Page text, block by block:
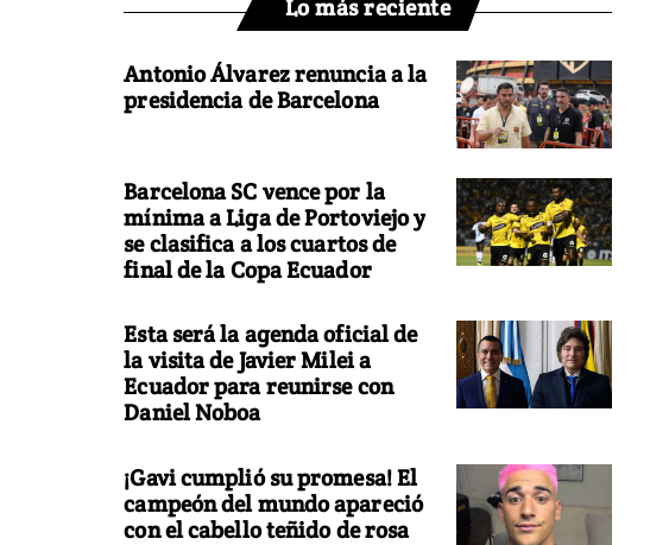
Lo más reciente
Antonio Álvarez renuncia a la
presidencia de Barcelona
Barcelona SC vence por la
mínima a Liga de Portoviejo y
se clasifica a los cuartos de
final de la Copa Ecuador
Esta será la agenda oficial de
la visita de Javier Milei a
Ecuador para reunirse con
Daniel Noboa
¡Gavi cumplió su promesa! El
campeón del mundo apareció
con el cabello teñido de rosa